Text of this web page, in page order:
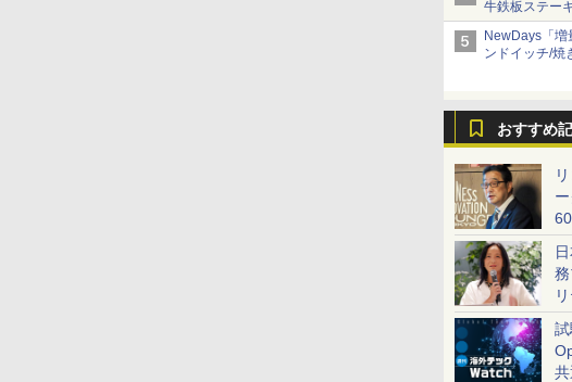
牛鉄板ステー
NewDays「増
ンドイッチ/焼
おすすめ
共